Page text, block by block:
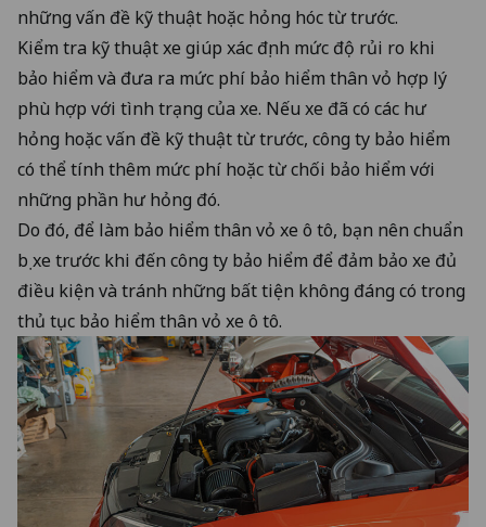
những vấn đề kỹ thuật hoặc hỏng hóc từ trước.
Kiểm tra kỹ thuật xe giúp xác định mức độ rủi ro khi
bảo hiểm và đưa ra mức phí bảo hiểm thân vỏ hợp lý
phù hợp với tình trạng của xe. Nếu xe đã có các hư
hỏng hoặc vấn đề kỹ thuật từ trước, công ty bảo hiểm
có thể tính thêm mức phí hoặc từ chối bảo hiểm với
những phần hư hỏng đó.
Do đó, để làm bảo hiểm thân vỏ xe ô tô, bạn nên chuẩn
bị xe trước khi đến công ty bảo hiểm để đảm bảo xe đủ
điều kiện và tránh những bất tiện không đáng có trong
thủ tục bảo hiểm thân vỏ xe ô tô.